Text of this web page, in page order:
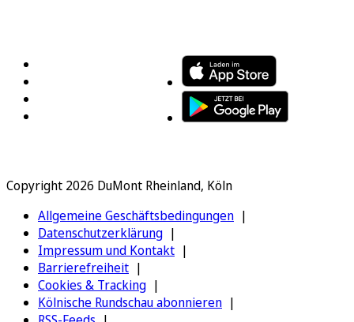
Copyright 2026 DuMont Rheinland, Köln
Allgemeine Geschäftsbedingungen
Datenschutzerklärung
Impressum und Kontakt
Barrierefreiheit
Cookies & Tracking
Kölnische Rundschau abonnieren